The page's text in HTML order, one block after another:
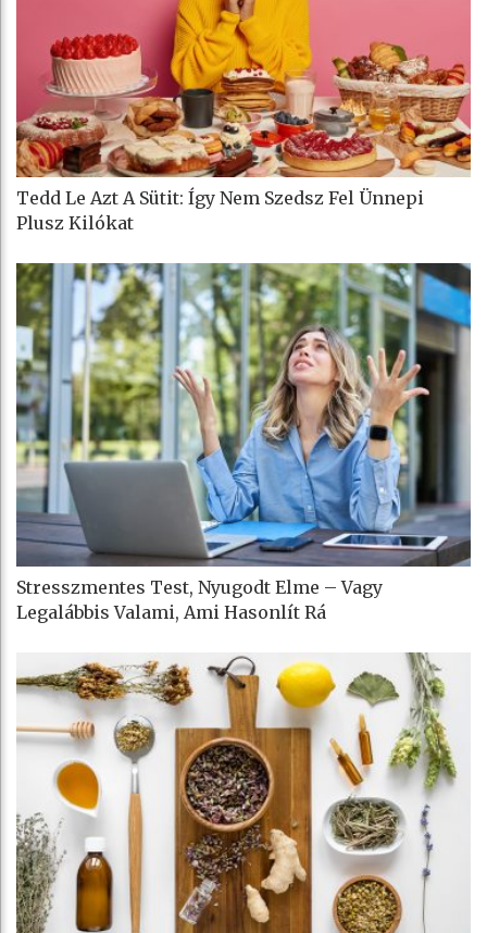
Tedd Le Azt A Sütit: Így Nem Szedsz Fel Ünnepi
Plusz Kilókat
Stresszmentes Test, Nyugodt Elme – Vagy
Legalábbis Valami, Ami Hasonlít Rá